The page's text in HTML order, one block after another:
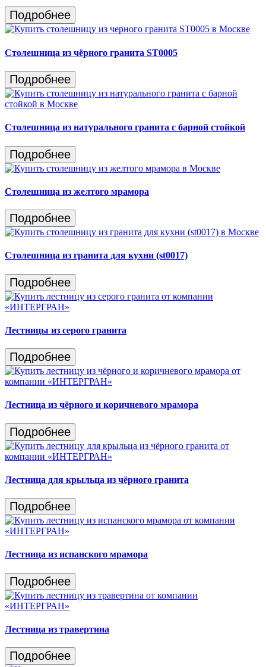
Подробнее
Столешница из чёрного гранита ST0005
Подробнее
Столешница из натурального гранита c барной стойкой
Подробнее
Столешница из желтого мрамора
Подробнее
Столешница из гранита для кухни (st0017)
Подробнее
Лестницы из серого гранита
Подробнее
Лестница из чёрного и коричневого мрамора
Подробнее
Лестница для крыльца из чёрного гранита
Подробнее
Лестница из испанского мрамора
Подробнее
Лестница из травертина
Подробнее